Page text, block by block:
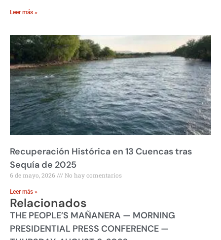
Leer más »
Recuperación Histórica en 13 Cuencas tras
Sequía de 2025
6 de mayo, 2026 No hay comentarios
Leer más »
Relacionados
THE PEOPLE’S MAÑANERA — MORNING
PRESIDENTIAL PRESS CONFERENCE —